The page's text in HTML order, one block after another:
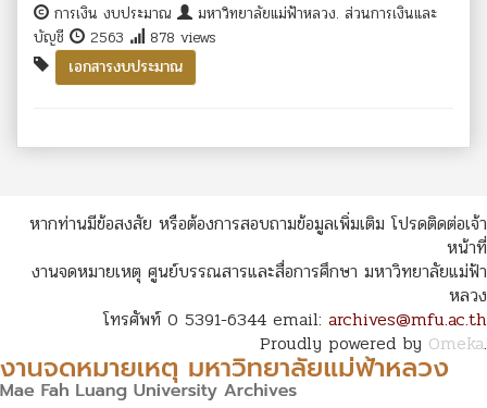
การเงิน งบประมาณ
มหาวิทยาลัยแม่ฟ้าหลวง. ส่วนการเงินและ
บัญชี
2563
878 views
เอกสารงบประมาณ
หากท่านมีข้อสงสัย หรือต้องการสอบถามข้อมูลเพิ่มเติม โปรดติดต่อเจ้า
หน้าที่
งานจดหมายเหตุ ศูนย์บรรณสารและสื่อการศึกษา มหาวิทยาลัยแม่ฟ้า
หลวง
โทรศัพท์ 0 5391-6344 email: archives@mfu.ac.th
Proudly powered by Omeka.